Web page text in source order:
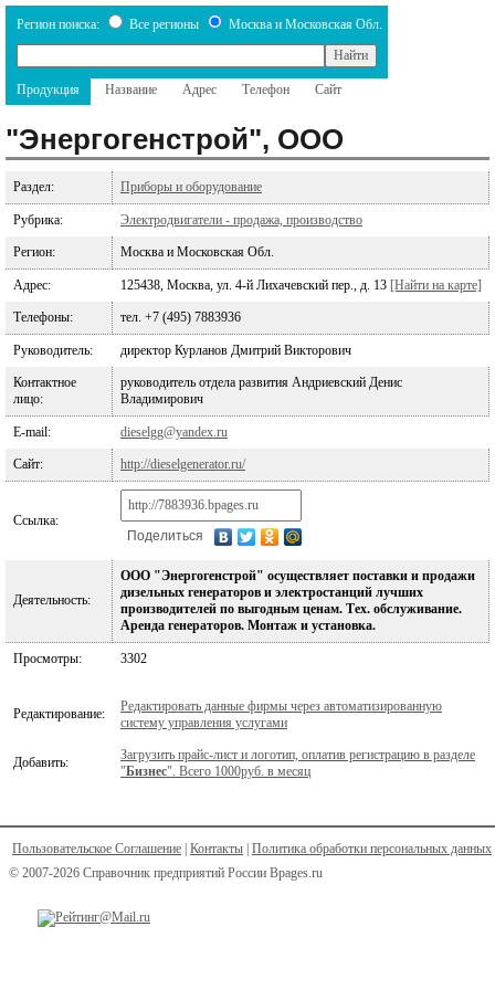
Регион поиска: Все регионы Москва и Московская Обл.
Продукция Название Адрес Телефон Сайт
"Энергогенстрой", ООО
Раздел: Приборы и оборудование
Рубрика: Электродвигатели - продажа, производство
Регион: Москва и Московская Обл.
Адрес: 125438, Москва, ул. 4-й Лихачевский пер., д. 13 [Найти на карте]
Телефоны: тел. +7 (495) 7883936
Руководитель: директор Курланов Дмитрий Викторович
Контактное
лицо:
руководитель отдела развития Андриевский Денис
Владимирович
E-mail: dieselgg@yandex.ru
Сайт: http://dieselgenerator.ru/
Ссылка:
Поделиться
Деятельность:
ООО "Энергогенстрой" осуществляет поставки и продажи
дизельных генераторов и электростанций лучших
производителей по выгодным ценам. Тех. обслуживание.
Аренда генераторов. Монтаж и установка.
Просмотры: 3302
Редактирование:
Редактировать данные фирмы через автоматизированную
систему управления услугами
Добавить:
Загрузить прайс-лист и логотип, оплатив регистрацию в разделе
"Бизнес". Всего 1000руб. в месяц
Пользовательское Соглашение Контакты Политика обработки персональных данных
© 2007-2026 Справочник предприятий России Bpages.ru